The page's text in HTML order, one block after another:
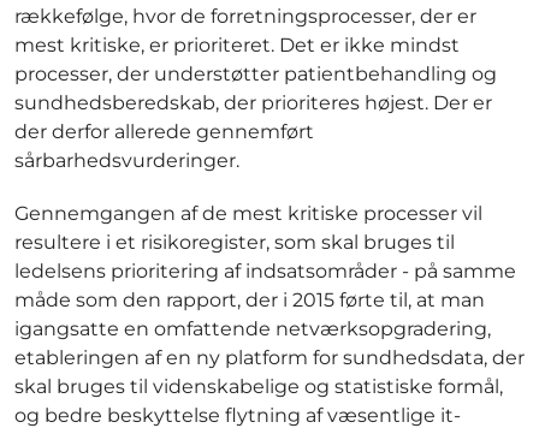
rækkefølge, hvor de forretningsprocesser, der er
mest kritiske, er prioriteret. Det er ikke mindst
processer, der understøtter patientbehandling og
sundhedsberedskab, der prioriteres højest. Der er
der derfor allerede gennemført
sårbarhedsvurderinger.
Gennemgangen af de mest kritiske processer vil
resultere i et risikoregister, som skal bruges til
ledelsens prioritering af indsatsområder - på samme
måde som den rapport, der i 2015 førte til, at man
igangsatte en omfattende netværksopgradering,
etableringen af en ny platform for sundhedsdata, der
skal bruges til videnskabelige og statistiske formål,
og bedre beskyttelse flytning af væsentlige it-